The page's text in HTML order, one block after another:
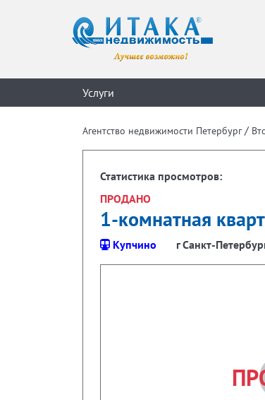
Услуги
Агентство недвижимости Петербург /
Статистика просмотров:
ПРОДАНО
1-комнатная
Купчино г Санкт-